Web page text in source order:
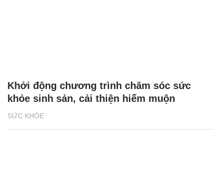
SỨC KHỎE
Khởi động chương trình chăm sóc sức
khỏe sinh sản, cải thiện hiếm muộn